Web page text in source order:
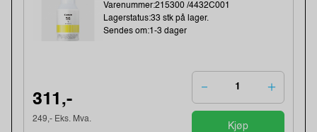
Varenummer:215300 /4432C001
Lagerstatus:33 stk på lager.
Sendes om:1-3 dager
311,-
249,- Eks. Mva.
Kjøp